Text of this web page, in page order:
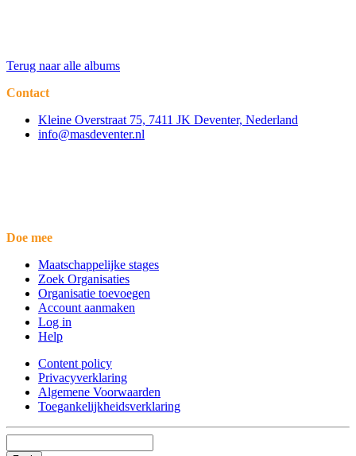
Terug naar alle albums
Contact
Kleine Overstraat 75, 7411 JK Deventer, Nederland
info@masdeventer.nl
Doe mee
Maatschappelijke stages
Zoek Organisaties
Organisatie toevoegen
Account aanmaken
Log in
Help
Content policy
Privacyverklaring
Algemene Voorwaarden
Toegankelijkheidsverklaring